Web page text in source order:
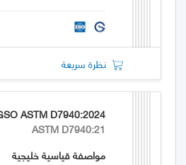
نظرة سريعة
ASTM D7940:2024
ASTM D7940:21
مواصفة قياسية خليجية